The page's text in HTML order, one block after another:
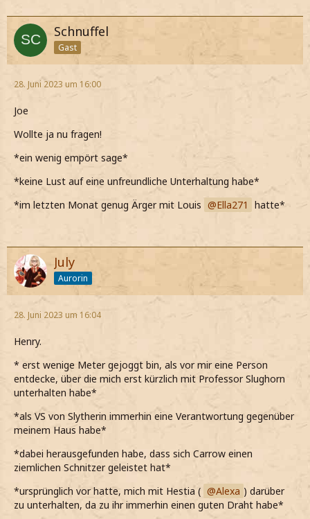
Schnuffel
Gast
28. Juni 2023 um 16:00
Joe
Wollte ja nu fragen!
*ein wenig empört sage*
*keine Lust auf eine unfreundliche Unterhaltung habe*
*im letzten Monat genug Ärger mit Louis
Ella271 hatte*
July
Aurorin
28. Juni 2023 um 16:04
Henry.
* erst wenige Meter gejoggt bin, als vor mir eine Person
entdecke, über die mich erst kürzlich mit Professor Slughorn
unterhalten habe*
*als VS von Slytherin immerhin eine Verantwortung gegenüber
meinem Haus habe*
*dabei herausgefunden habe, dass sich Carrow einen
ziemlichen Schnitzer geleistet hat*
*ursprünglich vor hatte, mich mit Hestia (
Alexa ) darüber
zu unterhalten, da zu ihr immerhin einen guten Draht habe*